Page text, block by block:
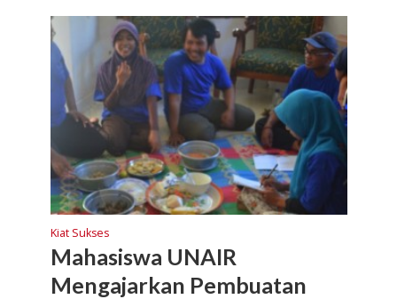
Kiat Sukses
Mahasiswa UNAIR
Mengajarkan Pembuatan